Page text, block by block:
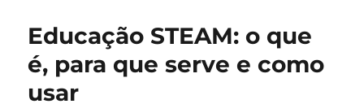
Educação STEAM: o que
é, para que serve e como
usar